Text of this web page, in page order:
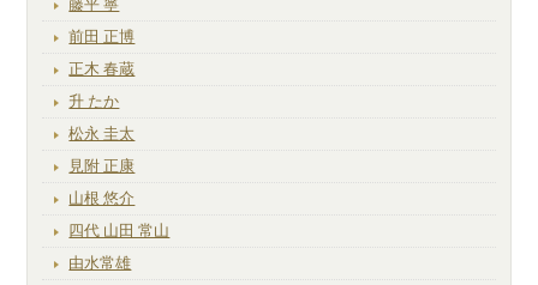
藤平 寧
前田 正博
正木 春蔵
升 たか
松永 圭太
見附 正康
山根 悠介
四代 山田 常山
由水常雄